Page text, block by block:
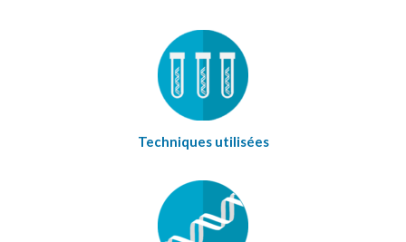
Techniques utilisées